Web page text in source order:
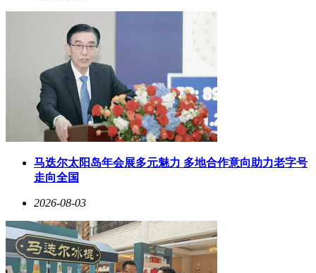
马迭尔太阳岛年会展多元魅力 多地合作意向助力老字号
走向全国
2026-08-03